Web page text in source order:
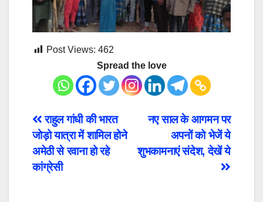
Post Views: 462
Spread the love
Post
navigation
नए साल के आगमन पर
अपनों को भेजें ये
शुभकामनाएं संदेश, देखें ये
राहुल गांधी की भारत
जोड़ो यात्रा में शामिल होने
अमेठी से रवाना हो रहे
कांग्रेसी